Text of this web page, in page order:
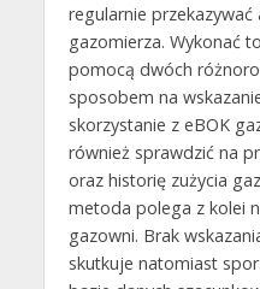
regularnie przekazywać
gazomierza. Wykonać
pomocą dwóch
sposobem na
skorzystanie z eBOK
również sprawdzić na
oraz historię zużycia
metoda polega z kolei
gazowni. Brak
skutkuje natomiast